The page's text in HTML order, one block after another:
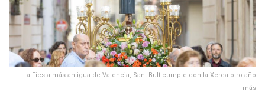
La Fiesta más antigua de Valencia, Sant Bult cumple con la Xerea otro año
más